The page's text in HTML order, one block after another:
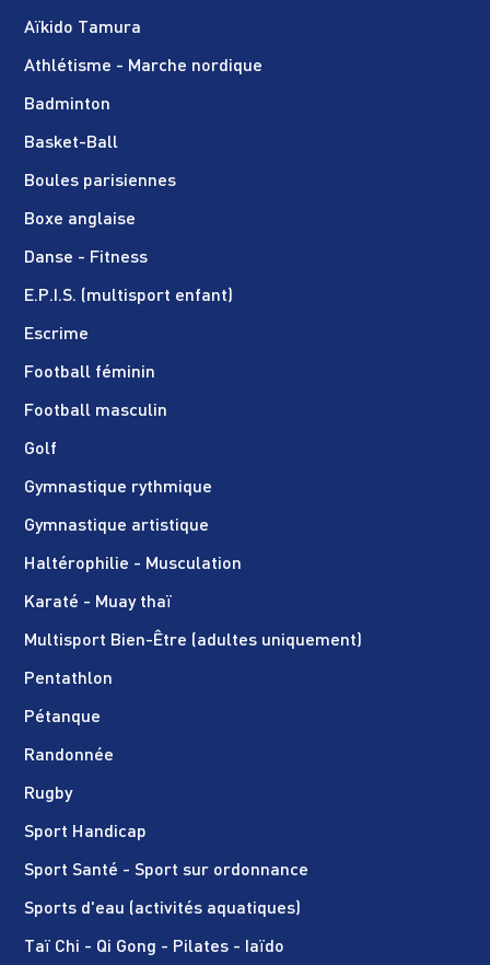
Aïkido Tamura
Athlétisme - Marche nordique
Badminton
Basket-Ball
Boules parisiennes
Boxe anglaise
Danse - Fitness
E.P.I.S. (multisport enfant)
Escrime
Football féminin
Football masculin
Golf
Gymnastique rythmique
Gymnastique artistique
Haltérophilie - Musculation
Karaté - Muay thaï
Multisport Bien-Être (adultes uniquement)
Pentathlon
Pétanque
Randonnée
Rugby
Sport Handicap
Sport Santé - Sport sur ordonnance
Sports d'eau (activités aquatiques)
Taï Chi - Qi Gong - Pilates - Iaïdo